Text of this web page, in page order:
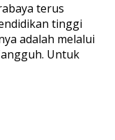
terus
tinggi
adalah melalui
Untuk